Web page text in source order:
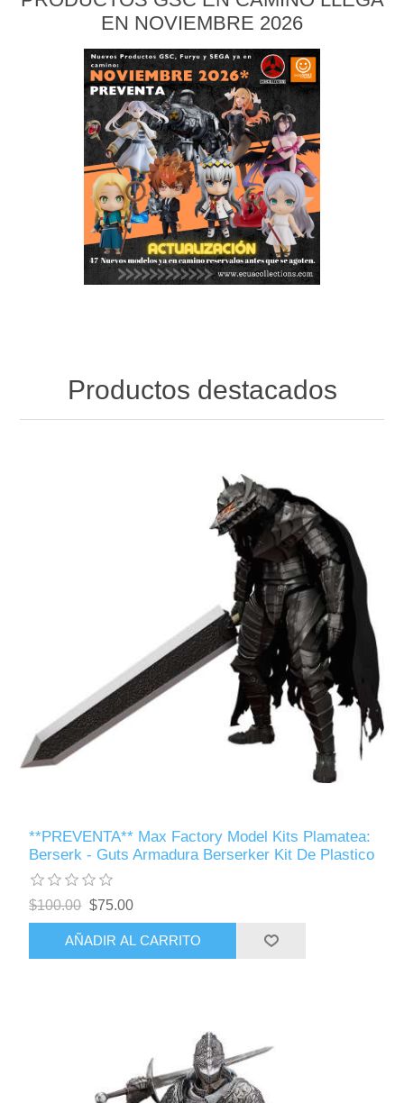
PRODUCTOS GSC EN CAMINO LLEGA
EN NOVIEMBRE 2026
Productos destacados
**PREVENTA** Max Factory Model Kits Plamatea: